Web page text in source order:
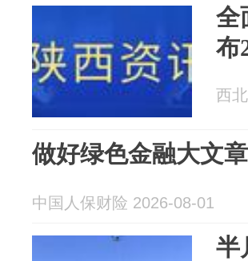
全
布
西
做好绿色金融大文
中国人保财险 2026-08-01
半